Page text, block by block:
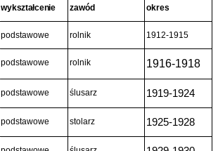
wykształcenie zawód okres
podstawowe rolnik 1912-1915
podstawowe rolnik 1916-1918
podstawowe ślusarz 1919-1924
podstawowe stolarz 1925-1928